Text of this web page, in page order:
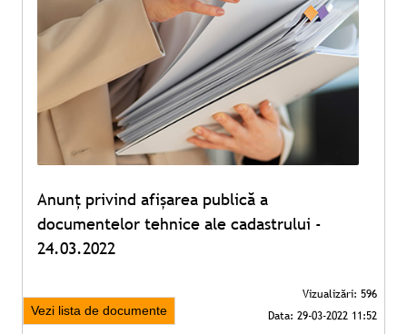
Anunț privind afișarea publică a
documentelor tehnice ale cadastrului -
24.03.2022
Vezi lista de documente